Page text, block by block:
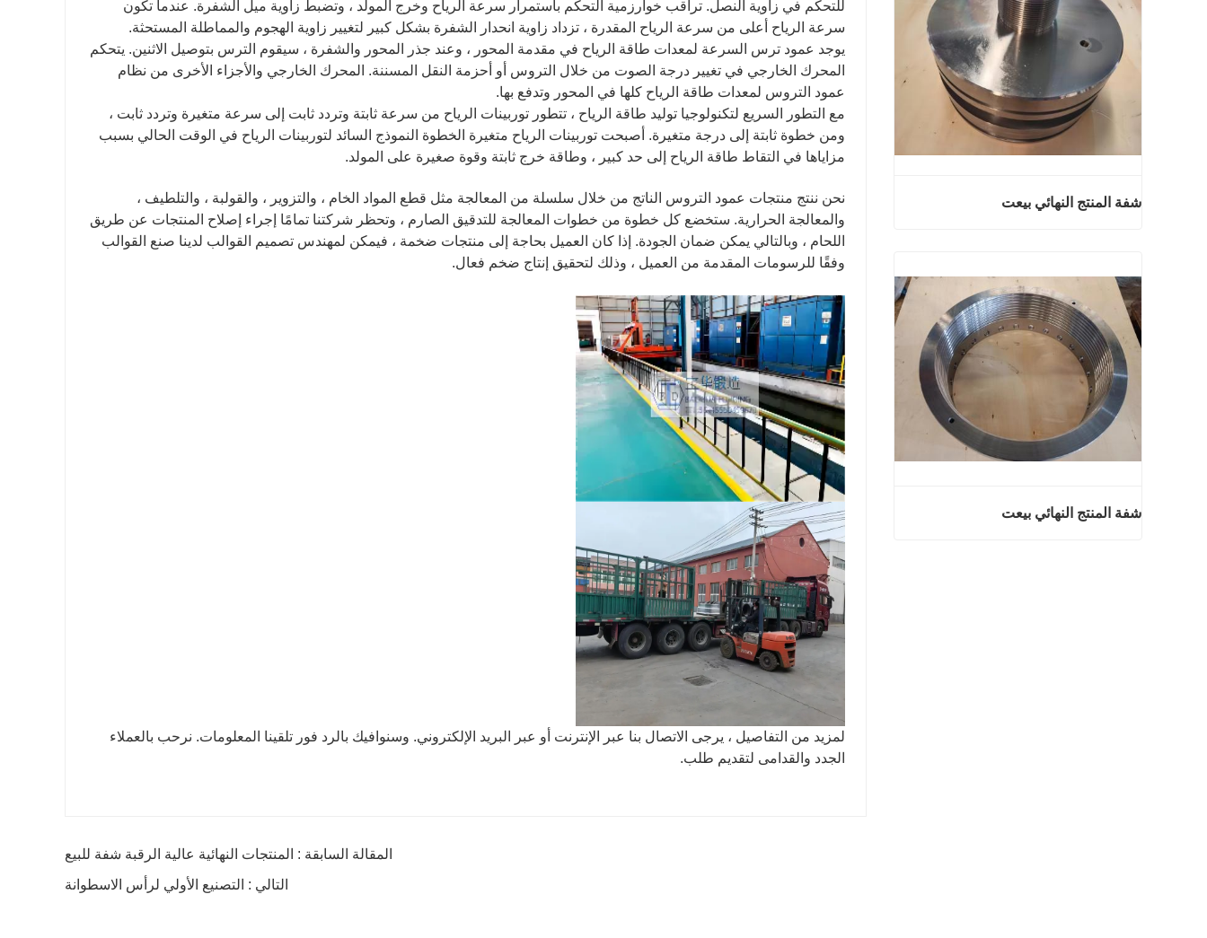
للتحكم في زاوية النصل. تراقب خوارزمية التحكم باستمرار سرعة الرياح وخرج المولد ، وتضبط زاوية ميل الشفرة. عندما تكون
سرعة الرياح أعلى من سرعة الرياح المقدرة ، تزداد زاوية انحدار الشفرة بشكل كبير لتغيير زاوية الهجوم والمماطلة المستحثة.
يوجد عمود ترس السرعة لمعدات طاقة الرياح في مقدمة المحور ، وعند جذر المحور والشفرة ، سيقوم الترس بتوصيل الاثنين. يتحكم
المحرك الخارجي في تغيير درجة الصوت من خلال التروس أو أحزمة النقل المسننة. المحرك الخارجي والأجزاء الأخرى من نظام
عمود التروس لمعدات طاقة الرياح كلها في المحور وتدفع بها.
مع التطور السريع لتكنولوجيا توليد طاقة الرياح ، تتطور توربينات الرياح من سرعة ثابتة وتردد ثابت إلى سرعة متغيرة وتردد ثابت ،
ومن خطوة ثابتة إلى درجة متغيرة. أصبحت توربينات الرياح متغيرة الخطوة النموذج السائد لتوربينات الرياح في الوقت الحالي بسبب
مزاياها في التقاط طاقة الرياح إلى حد كبير ، وطاقة خرج ثابتة وقوة صغيرة على المولد.
نحن ننتج منتجات عمود التروس الناتج من خلال سلسلة من المعالجة مثل قطع المواد الخام ، والتزوير ، والقولبة ، والتلطيف ،
والمعالجة الحرارية. ستخضع كل خطوة من خطوات المعالجة للتدقيق الصارم ، وتحظر شركتنا تمامًا إجراء إصلاح المنتجات عن طريق
اللحام ، وبالتالي يمكن ضمان الجودة. إذا كان العميل بحاجة إلى منتجات ضخمة ، فيمكن لمهندس تصميم القوالب لدينا صنع القوالب
وفقًا للرسومات المقدمة من العميل ، وذلك لتحقيق إنتاج ضخم فعال.
لمزيد من التفاصيل ، يرجى الاتصال بنا عبر الإنترنت أو عبر البريد الإلكتروني. وسنوافيك بالرد فور تلقينا المعلومات. نرحب بالعملاء
الجدد والقدامى لتقديم طلب.
المقالة السابقة : المنتجات النهائية عالية الرقبة شفة للبيع
التالي : التصنيع الأولي لرأس الاسطوانة
شفة المنتج النهائي بيعت
اتصل الآن
شفة المنتج النهائي بيعت